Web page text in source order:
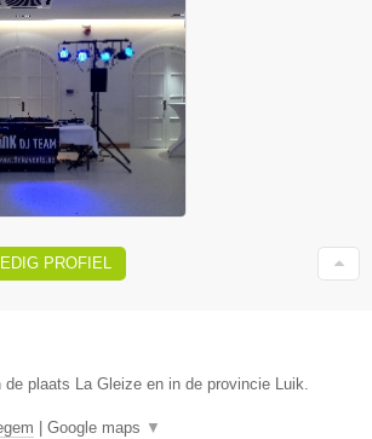
PROFIEL
de plaats La Gleize en in de provincie Luik.
Google maps ▼